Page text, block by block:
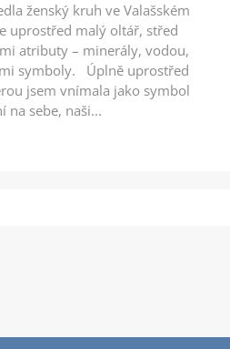
ženský kruh ve Valašském
uprostřed malý oltář, střed
atributy – minerály, vodou,
symboly. Úplně uprostřed
jsem vnímala jako symbol
na sebe, naši...